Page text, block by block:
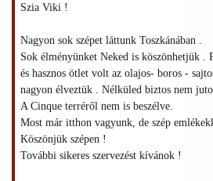
Szia Viki !
Nagyon sok szépet láttunk Toszkánában .
Sok élményünket Neked is köszönhetjük .
és hasznos ötlet volt az olajos- boros -
nagyon élveztük . Nélküled biztos nem
A Cinque terréről nem is beszélve.
Most már itthon vagyunk, de szép
Köszönjük szépen !
További sikeres szervezést kívánok !